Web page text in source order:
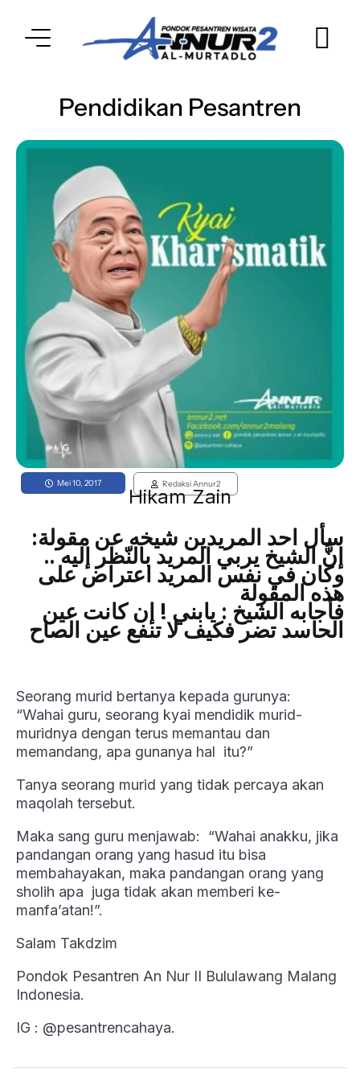
Pendidikan Pesantren
Mei 10, 2017 Redaksi Annur2
Hikam Zain
سأل احد المريدين شيخه عن مقولة:
إنَّ الشيخ يربي المريد بالنّظر إليه ..
وكان في نفس المريد اعتراض على
هذه المقولة
فأجابه الشيخ : يابني ! إن كانت عين
الحاسد تضر فكيف لا تنفع عين الصاح
Seorang murid bertanya kepada gurunya:
“Wahai guru, seorang kyai mendidik murid-
muridnya dengan terus memantau dan
memandang, apa gunanya hal itu?”
Tanya seorang murid yang tidak percaya akan
maqolah tersebut.
Maka sang guru menjawab: “Wahai anakku, jika
pandangan orang yang hasud itu bisa
membahayakan, maka pandangan orang yang
sholih apa juga tidak akan memberi ke-
manfa’atan!”.
Salam Takdzim
Pondok Pesantren An Nur II Bululawang Malang
Indonesia.
IG : @pesantrencahaya.